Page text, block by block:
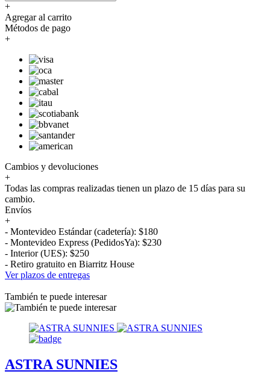
+
Agregar al carrito
Métodos de pago
+
Cambios y devoluciones
+
Todas las compras realizadas tienen un plazo de 15 días para su
cambio.
Envíos
+
- Montevideo Estándar (cadetería): $180
- Montevideo Express (PedidosYa): $230
- Interior (UES): $250
- Retiro gratuito en Biarritz House
Ver plazos de entregas
También te puede interesar
ASTRA SUNNIES